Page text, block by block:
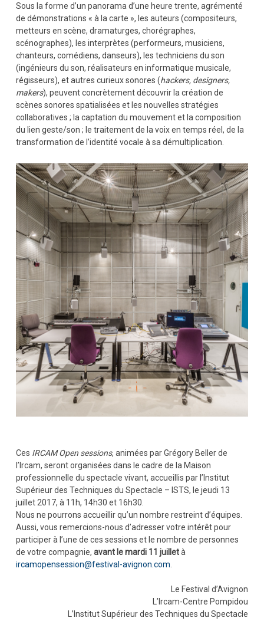
Sous la forme d’un panorama d’une heure trente, agrémenté
de démonstrations « à la carte », les auteurs (compositeurs,
metteurs en scène, dramaturges, chorégraphes,
scénographes), les interprètes (performeurs, musiciens,
chanteurs, comédiens, danseurs), les techniciens du son
(ingénieurs du son, réalisateurs en informatique musicale,
régisseurs), et autres curieux sonores (hackers, designers,
makers), peuvent concrètement découvrir la création de
scènes sonores spatialisées et les nouvelles stratégies
collaboratives ; la captation du mouvement et la composition
du lien geste/son ; le traitement de la voix en temps réel, de la
transformation de l’identité vocale à sa démultiplication.
Ces IRCAM Open sessions, animées par Grégory Beller de
l’Ircam, seront organisées dans le cadre de la Maison
professionnelle du spectacle vivant, accueillis par l’Institut
Supérieur des Techniques du Spectacle – ISTS, le jeudi 13
juillet 2017, à 11h, 14h30 et 16h30.
Nous ne pourrons accueillir qu’un nombre restreint d’équipes.
Aussi, vous remercions-nous d’adresser votre intérêt pour
participer à l’une de ces sessions et le nombre de personnes
de votre compagnie, avant le mardi 11 juilletà
ircamopensession@festival-avignon.com
Le Festival d’Avignon
L’Ircam-Centre Pompidou
L’Institut Supérieur des Techniques du Spectacle